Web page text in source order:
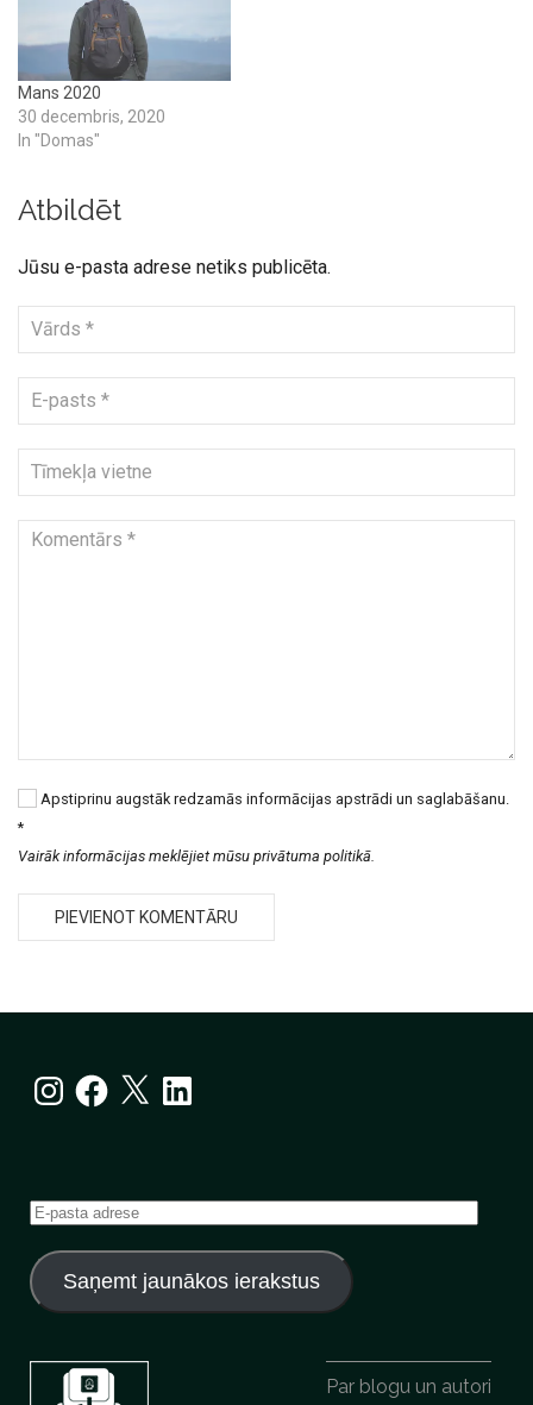
Mans 2020
30 decembris, 2020
In "Domas"
Atbildēt
Jūsu e-pasta adrese netiks publicēta.
Apstiprinu augstāk redzamās informācijas apstrādi un saglabāšanu.
*
Vairāk informācijas meklējiet mūsu privātuma politikā.
InstagramFacebook
X LinkedIn
E-
adrese
Saņemt jaunākos ierakstus
Par blogu un autori